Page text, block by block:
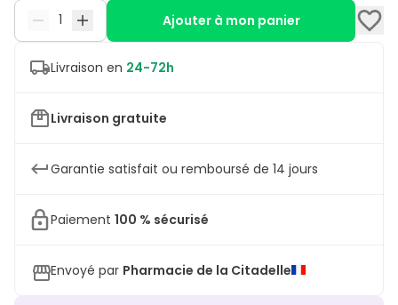
Ajouter à mon panier
Livraison en 24-72h
Livraison gratuite
Garantie satisfait ou remboursé de 14 jours
Paiement 100 % sécurisé
Envoyé par Pharmacie de la Citadelle